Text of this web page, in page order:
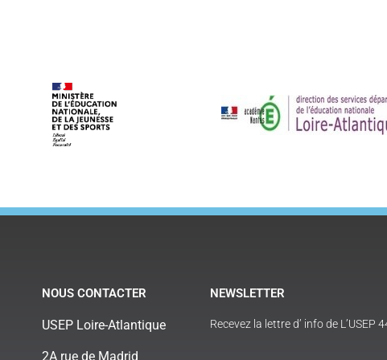
NOUS CONTACTER
USEP Loire-Atlantique
2A rue de Madrid
NEWSLETTER
Recevez la lettre d’ info de L’USEP